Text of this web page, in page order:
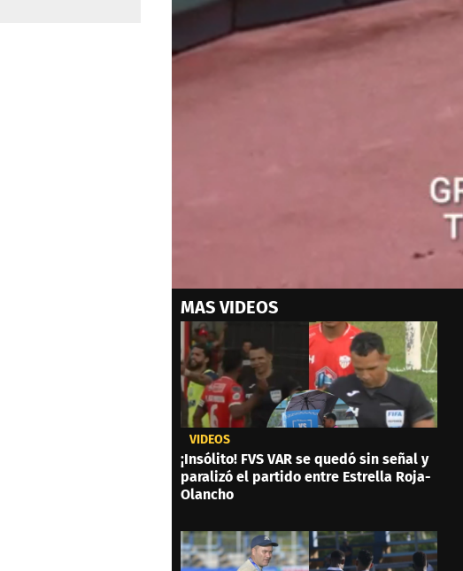
seconds
of
seconds Volume
0%
MAS VIDEOS
VIDEOS
¡Insólito! FVS VAR se quedó sin señal y
paralizó el partido entre Estrella Roja-
Olancho